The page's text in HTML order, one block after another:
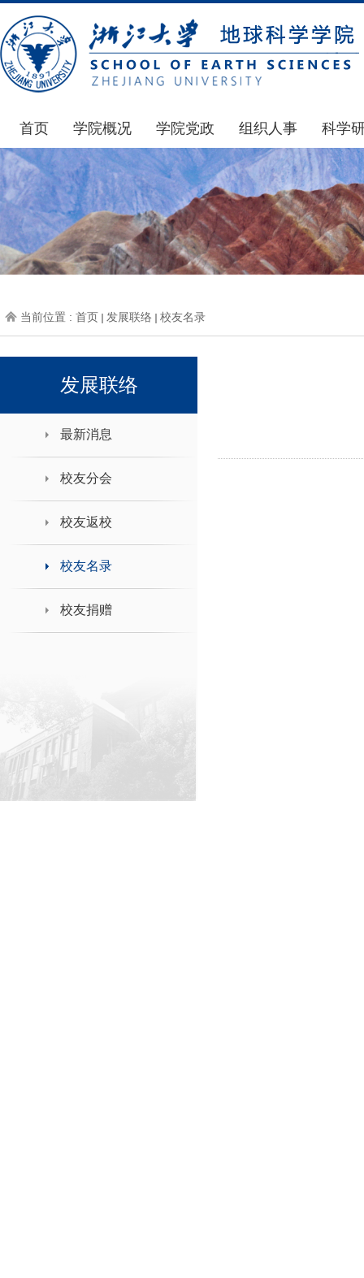
首页 学院概况
学院简介
发展简史
组织机构
师资力量
学院党政
通知公告
学院发文
党委会议纪要
党政联席会议纪要
人力资源会议纪要
办事指南
组织人事
通知公告
博士后管理
人才招聘
年度考核
下载专区
科学
国家
科研
通知
科研
地科
当前位置 : 首页 发展联络 校友名录
发展联络
最新消息
校友分会
校友返校
校友名录
校友捐赠